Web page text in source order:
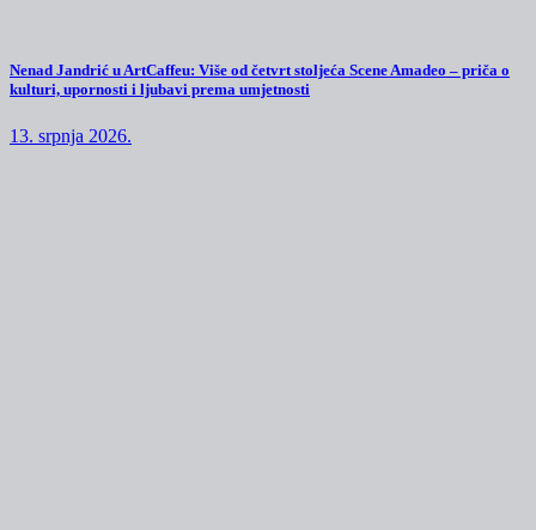
Nenad Jandrić u ArtCaffeu: Više od četvrt stoljeća Scene Amadeo – priča o
kulturi, upornosti i ljubavi prema umjetnosti
13. srpnja 2026.